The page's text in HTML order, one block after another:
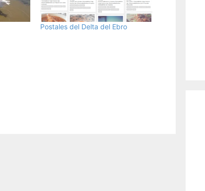
Postales del Delta del Ebro